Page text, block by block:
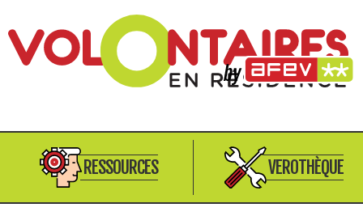
RESSOURCES VEROTHÈQUE